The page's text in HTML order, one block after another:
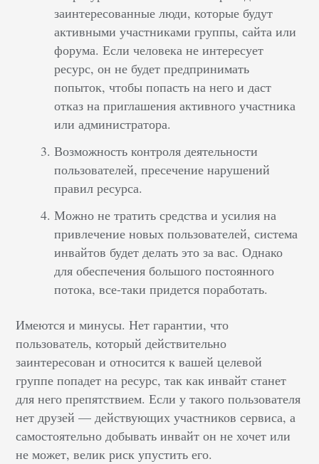
заинтересованные люди, которые будут
активными участниками группы, сайта или
форума. Если человека не интересует
ресурс, он не будет предпринимать
попыток, чтобы попасть на него и даст
отказ на приглашения активного участника
или администратора.
Возможность контроля деятельности
пользователей, пресечение нарушений
правил ресурса.
Можно не тратить средства и усилия на
привлечение новых пользователей, система
инвайтов будет делать это за вас. Однако
для обеспечения большого постоянного
потока, все-таки придется поработать.
Имеются и минусы. Нет гарантии, что
пользователь, который действительно
заинтересован и относится к вашей целевой
группе попадет на ресурс, так как инвайт станет
для него препятствием. Если у такого пользователя
нет друзей — действующих участников сервиса, а
самостоятельно добывать инвайт он не хочет или
не может, велик риск упустить его.